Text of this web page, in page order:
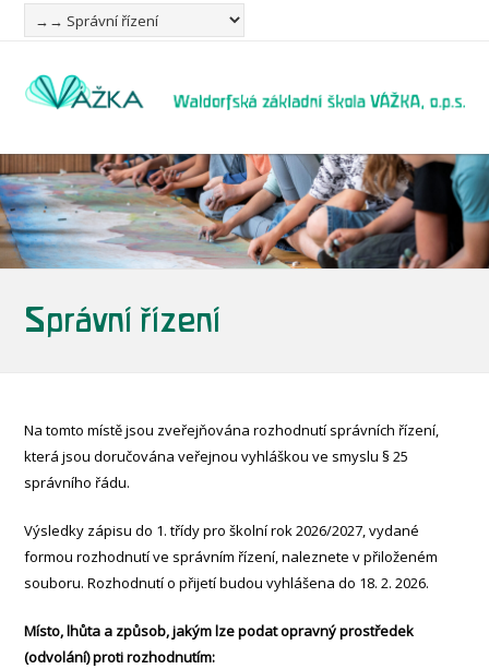
Správní řízení
Na tomto místě jsou zveřejňována rozhodnutí správních řízení,
která jsou doručována veřejnou vyhláškou ve smyslu § 25
správního řádu.
Výsledky zápisu do 1. třídy pro školní rok 2026/2027, vydané
formou rozhodnutí ve správním řízení, naleznete v přiloženém
souboru. Rozhodnutí o přijetí budou vyhlášena do 18. 2. 2026.
Místo, lhůta a způsob, jakým lze podat opravný prostředek
(odvolání) proti rozhodnutím: